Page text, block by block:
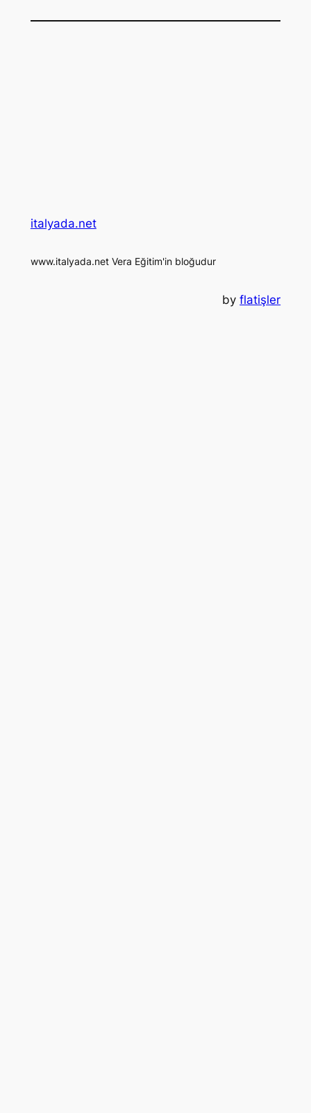
italyada.net
www.italyada.net Vera Eğitim'in bloğudur
byflatişler